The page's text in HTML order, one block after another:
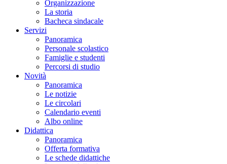
Organizzazione
La storia
Bacheca sindacale
Servizi
Panoramica
Personale scolastico
Famiglie e studenti
Percorsi di studio
Novità
Panoramica
Le notizie
Le circolari
Calendario eventi
Albo online
Didattica
Panoramica
Offerta formativa
Le schede didattiche